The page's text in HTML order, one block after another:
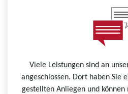
Viele Leistungen sind an
angeschlossen. Dort haben Sie
gestellten Anliegen und